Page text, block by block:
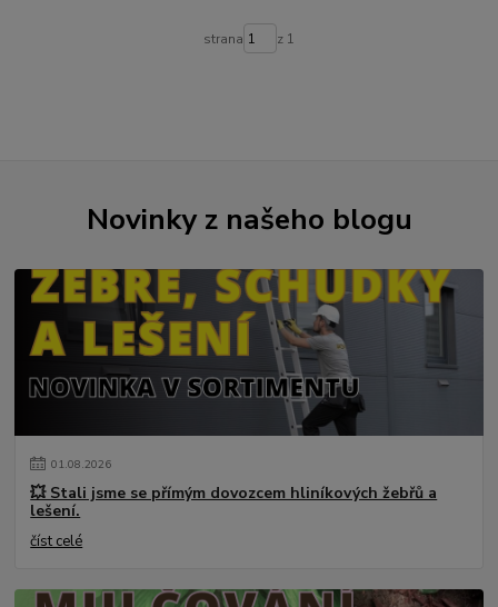
strana z 1
Novinky z našeho blogu
01.08.2026
💥 Stali jsme se přímým dovozcem hliníkových žebřů a
lešení.
číst celé